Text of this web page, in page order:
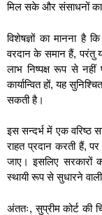
मिल सके और संसाधनों का
विशेषज्ञों का मानना है
वरदान के समान हैं, परंतु
लाभ निष्पक्ष रूप से नहीं
कार्यान्वित हों, यह
सकती है।
इस सन्दर्भ में एक वरिष्ठ
राहत प्रदान करती हैं,
जाए। इसलिए सरकारों
स्थायी रूप से सुधारने
अंततः, सुप्रीम कोर्ट की